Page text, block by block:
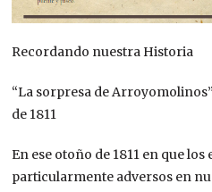
Recordando nuestra Historia
“La sorpresa de
de 1811
En ese otoño de 1811 en que
particularmente adversos en